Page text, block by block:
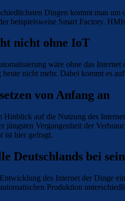
Dingen kommt man
beispielsweise Smart Factory.
nicht ohne IoT
wäre ohne das
nicht mehr. Dabei kommt es
von Anfang an
Hinblick auf die Nutzung des
jüngsten Vergangenheit der
ist hier gefragt.
Deutschlands bei
des Internet der Dinge
Produktion